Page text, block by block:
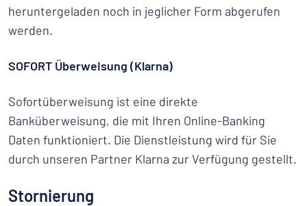
heruntergeladen noch in jeglicher Form abgerufen
werden.
SOFORT Überweisung (Klarna)
Sofortüberweisung ist eine direkte
Banküberweisung, die mit Ihren Online-Banking
Daten funktioniert. Die Dienstleistung wird für Sie
durch unseren Partner Klarna zur Verfügung gestellt.
Stornierung